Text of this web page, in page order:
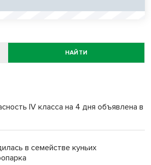
НАЙТИ
IV класса на 4 дня объявлена в
в семействе куньих